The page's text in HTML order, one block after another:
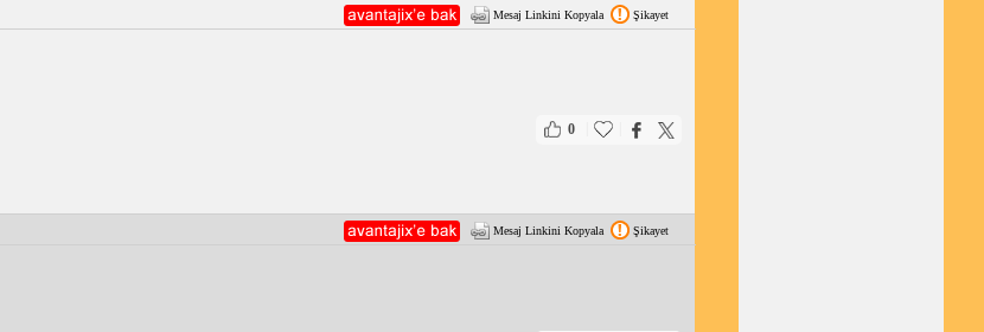
Mesaj Linkini Kopyala Şikayet
0
Mesaj Linkini Kopyala Şikayet